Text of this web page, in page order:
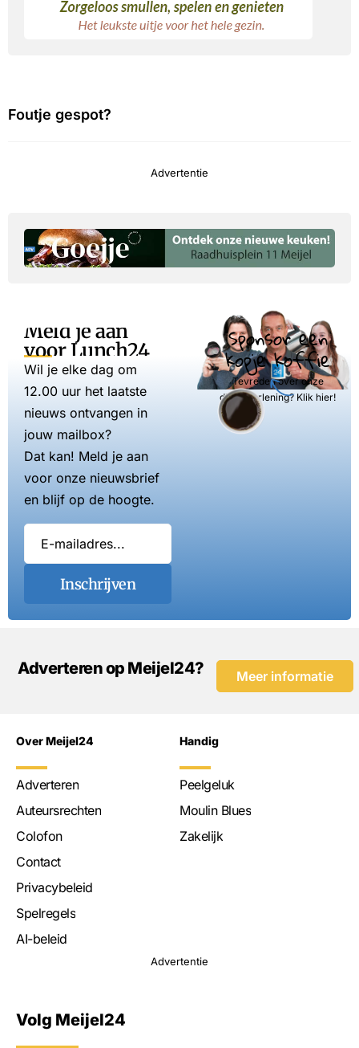
Foutje gespot?
Advertentie
Meld je aan
voor Lunch24
Wil je elke dag om
12.00 uur het laatste
nieuws ontvangen in
jouw mailbox?
Dat kan! Meld je aan
voor onze nieuwsbrief
en blijf op de hoogte.
Inschrijven
Sponsor een
kopje koffie
Tevreden over onze
dienstverlening? Klik hier!
Adverteren op Meijel24? Meer informatie
Over Meijel24
Adverteren
Auteursrechten
Colofon
Contact
Privacybeleid
Spelregels
AI-beleid
Handig
Peelgeluk
Moulin Blues
Zakelijk
Advertentie
Volg Meijel24